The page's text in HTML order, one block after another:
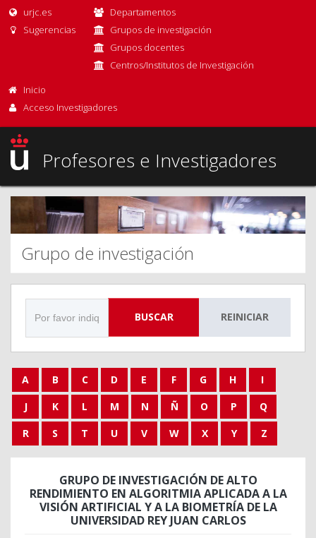
urjc.es
Sugerencias
Departamentos
Grupos de investigación
Grupos docentes
Centros/Institutos de Investigación
Inicio
Acceso Investigadores
Profesores e Investigadores
Grupo de investigación
BUSCAR REINICIAR
A B C D E F G H
I
J
K L M N Ñ O P
Q
R
S T U V W X Y Z
GRUPO DE INVESTIGACIÓN DE ALTO
RENDIMIENTO EN ALGORITMIA APLICADA A LA
VISIÓN ARTIFICIAL Y A LA BIOMETRÍA DE LA
UNIVERSIDAD REY JUAN CARLOS